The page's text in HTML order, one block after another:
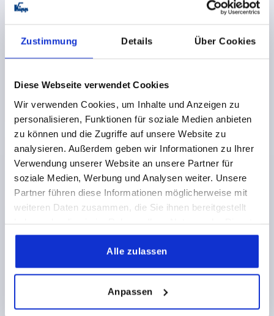
Zustimmung Details Über Cookies
Diese Webseite verwendet Cookies
Wir verwenden Cookies, um Inhalte und Anzeigen zu
personalisieren, Funktionen für soziale Medien anbieten
zu können und die Zugriffe auf unsere Website zu
analysieren. Außerdem geben wir Informationen zu Ihrer
Verwendung unserer Website an unsere Partner für
soziale Medien, Werbung und Analysen weiter. Unsere
Partner führen diese Informationen möglicherweise mit
weiteren Daten zusammen, die Sie ihnen bereitgestellt
gesammelt haben.
Alle zulassen
Anpassen
ACTUATION=DOUBLE FLAT
Order number:K1111.60186
25,17 CHF
plus sales tax
PRODUCT DETAILS
CAD